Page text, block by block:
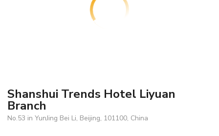
Shanshui Trends Hotel Liyuan
Branch
No.53 in YunJing Bei Li, Beijing, 101100, China